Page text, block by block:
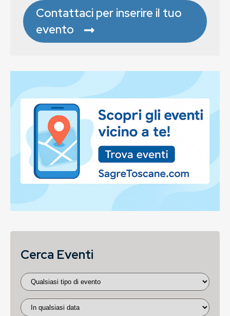
Contattaci per inserire il tuo
evento
Cerca Eventi